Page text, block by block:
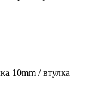
10mm / втулка